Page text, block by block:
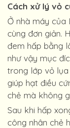
Cách xử lý vỏ
Ở nhà máy của
cùng đơn giản.
đem hấp bằng
như vậy mục
trong lớp vỏ lụa
giúp hạt điều
chẻ mà không
Sau khi hấp
công nhân chẻ